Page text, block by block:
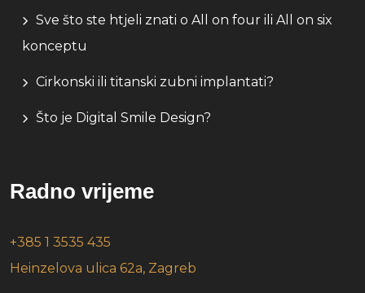
Sve što ste htjeli znati o All on four ili All on six
konceptu
Cirkonski ili titanski zubni implantati?
Što je Digital Smile Design?
Radno vrijeme
+385 1 3535 435
Heinzelova ulica 62a, Zagreb